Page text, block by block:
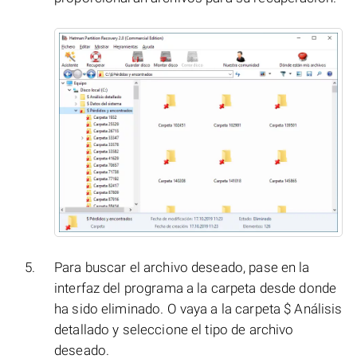
Para buscar el archivo deseado, pase en la
interfaz del programa a la carpeta desde donde
ha sido eliminado. O vaya a la carpeta $ Análisis
detallado y seleccione el tipo de archivo
deseado.